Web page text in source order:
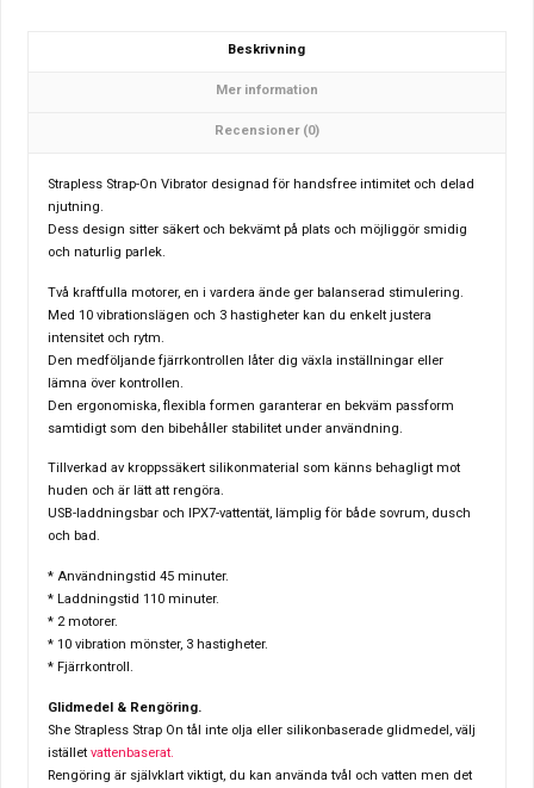
Beskrivning
Mer information
Recensioner (0)
Strapless Strap-On Vibrator designad för handsfree intimitet och delad
njutning.
Dess design sitter säkert och bekvämt på plats och möjliggör smidig
och naturlig parlek.
Två kraftfulla motorer, en i vardera ände ger balanserad stimulering.
Med 10 vibrationslägen och 3 hastigheter kan du enkelt justera
intensitet och rytm.
Den medföljande fjärrkontrollen låter dig växla inställningar eller
lämna över kontrollen.
Den ergonomiska, flexibla formen garanterar en bekväm passform
samtidigt som den bibehåller stabilitet under användning.
Tillverkad av kroppssäkert silikonmaterial som känns behagligt mot
huden och är lätt att rengöra.
USB-laddningsbar och IPX7-vattentät, lämplig för både sovrum, dusch
och bad.
* Användningstid 45 minuter.
* Laddningstid 110 minuter.
* 2 motorer.
* 10 vibration mönster, 3 hastigheter.
* Fjärrkontroll.
Glidmedel & Rengöring.
She Strapless Strap On tål inte olja eller silikonbaserade glidmedel, välj
iställetvattenbaserat.
Rengöring är självklart viktigt, du kan använda tvål och vatten men det